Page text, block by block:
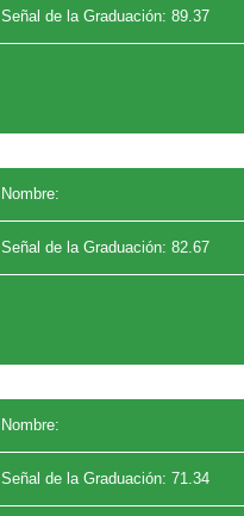
Señal de la Graduación: 89.37
Nombre:
Señal de la Graduación: 82.67
Nombre:
Señal de la Graduación: 71.34